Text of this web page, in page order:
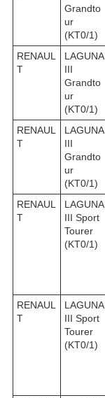
Grandto
ur
(KT0/1)
RENAUL
T
LAGUNA
III
Grandto
ur
(KT0/1)
RENAUL
T
LAGUNA
III
Grandto
ur
(KT0/1)
RENAUL
T
LAGUNA
III Sport
Tourer
(KT0/1)
RENAUL
T
LAGUNA
III Sport
Tourer
(KT0/1)